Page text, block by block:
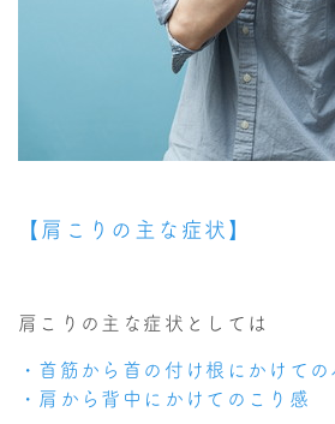
【肩こりの主な症状】
肩こりの主な症状としては
・首筋から首の付け根にかけての
・肩から背中にかけてのこり感